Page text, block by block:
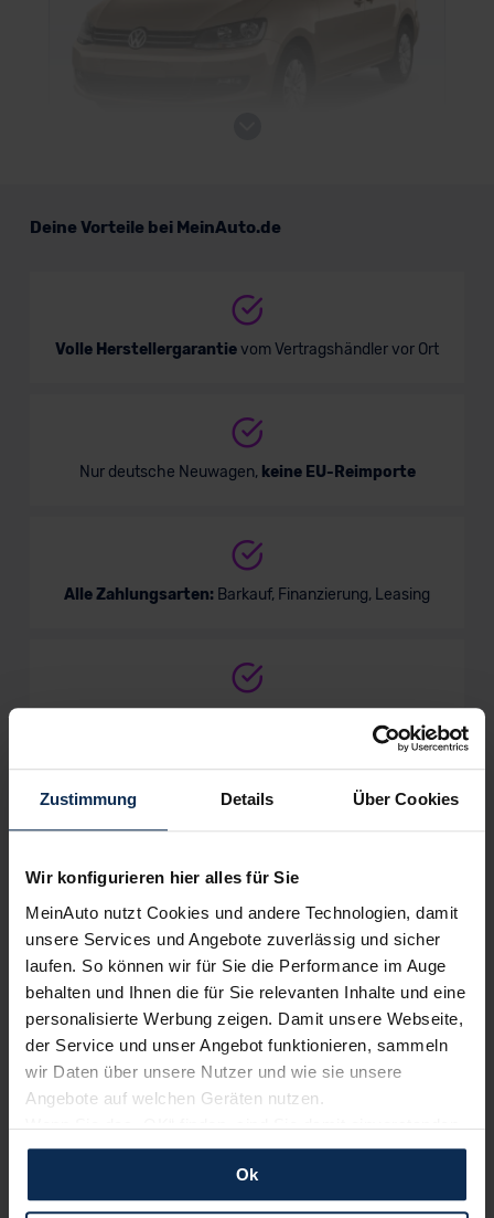
Zustimmung Details Über Cookies
Wir konfigurieren hier alles für Sie
MeinAuto nutzt Cookies und andere Technologien, damit
unsere Services und Angebote zuverlässig und sicher
laufen. So können wir für Sie die Performance im Auge
behalten und Ihnen die für Sie relevanten Inhalte und eine
personalisierte Werbung zeigen. Damit unsere Webseite,
der Service und unser Angebot funktionieren, sammeln
wir Daten über unsere Nutzer und wie sie unsere
Angebote auf welchen Geräten nutzen.
Wenn Sie das „OK“ finden, sind Sie damit einverstanden
und erlauben uns Cookies für unseren Service zu
verwenden und diese Daten an Dritte weiterzugeben,
etwa an unsere Marketingpartner. Falls Sie dem nicht
Ok
Verkauf startet in Kürze
Deine Vorteile bei MeinAuto.de
Volle Herstellergarantievom Vertragshändler vor Ort
Nur deutsche Neuwagen, keine EU-Reimporte
Alle Zahlungsarten: Barkauf, Finanzierung, Leasing
Kundenzufriedenheit!
MeinAuto.de hat langjährige Erfahrungen auf dem
Neuwagenmarkt in Deutschland. Unsere Kunden haben
dadurch ihr Wunschauto zum Top-Rabatt erhalten und
bewerten unsere Arbeit positiv.
Sehen Sie sich unsere Bewertungen an: